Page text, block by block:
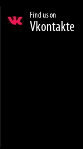
Find us on
Vkontakte